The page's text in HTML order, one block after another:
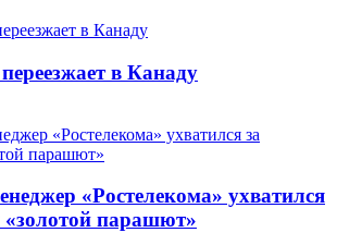
в Канаду
«Ростелекома» ухватился
парашют»